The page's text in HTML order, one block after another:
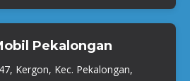
Pekalongan
Kergon, Kec. Pekalongan,